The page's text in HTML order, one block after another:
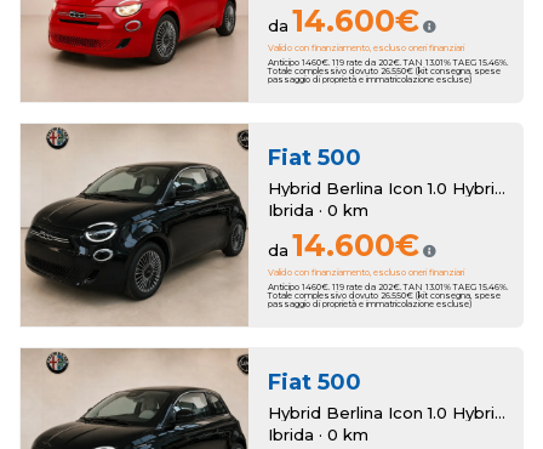
da 14.600€
Valido con finanziamento, escluso oneri finanziari
Anticipo 1460€. 119 rate da 202€. TAN 13.01% TAEG 15.46%.
Totale complessivo dovuto 26.550€ (kit consegna, spese
passaggio di proprietà e immatricolazione escluse)
Fiat 500
Hybrid Berlina Icon 1.0 Hybrid Berlina Km Zero
Ibrida · 0 km
da 14.600€
Valido con finanziamento, escluso oneri finanziari
Anticipo 1460€. 119 rate da 202€. TAN 13.01% TAEG 15.46%.
Totale complessivo dovuto 26.550€ (kit consegna, spese
passaggio di proprietà e immatricolazione escluse)
Fiat 500
Hybrid Berlina Icon 1.0 Hybrid Berlina Km Zero
Ibrida · 0 km